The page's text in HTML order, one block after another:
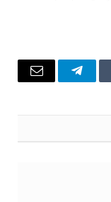
تيلقرامالبريد